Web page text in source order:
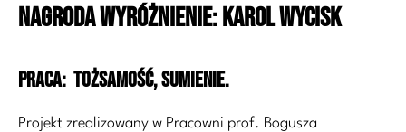
NAGRODA WYRÓŻNIENIE: Karol Wycisk
PRACA: Tożsamość, Sumienie.
Projekt zrealizowany w Pracowni prof. Bogusza